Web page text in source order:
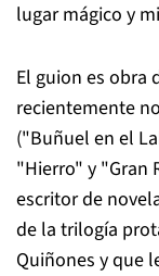
lugar mágico y
El guion es obra
recientemente
("Buñuel en el
"Hierro" y "Gran
escritor de
de la trilogía
Quiñones y que